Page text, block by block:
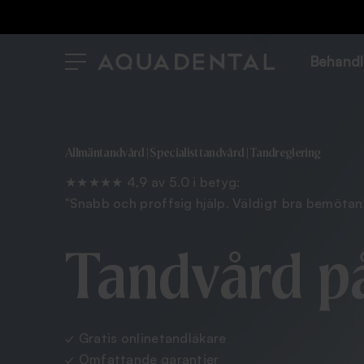
Allmäntandvård | Specialisttandvård | Tandreglering
★★★★★ 4,9 av 5.0 i betyg:
"Snabb och proffsig hjälp. Väldigt bra
Tandvård
✓ Gratis onlinetandläkare
✓ Omfattande garantier